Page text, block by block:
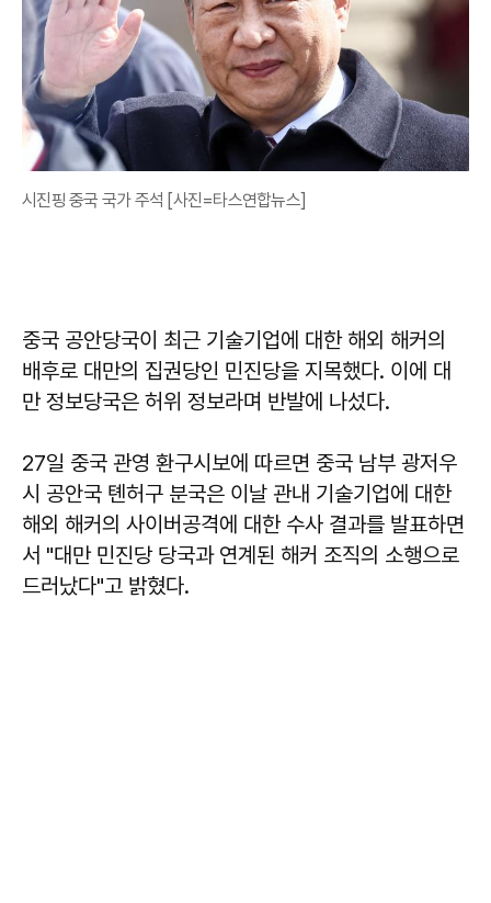
시진핑 중국 국가 주석 [사진=타스연합뉴스]
중국 공안당국이 최근 기술기업에 대한 해외 해커의
배후로 대만의 집권당인 민진당을 지목했다. 이에 대
만 정보당국은 허위 정보라며 반발에 나섰다.
27일 중국 관영 환구시보에 따르면 중국 남부 광저우
시 공안국 톈허구 분국은 이날 관내 기술기업에 대한
해외 해커의 사이버공격에 대한 수사 결과를 발표하면
서 "대만 민진당 당국과 연계된 해커 조직의 소행으로
드러났다"고 밝혔다.